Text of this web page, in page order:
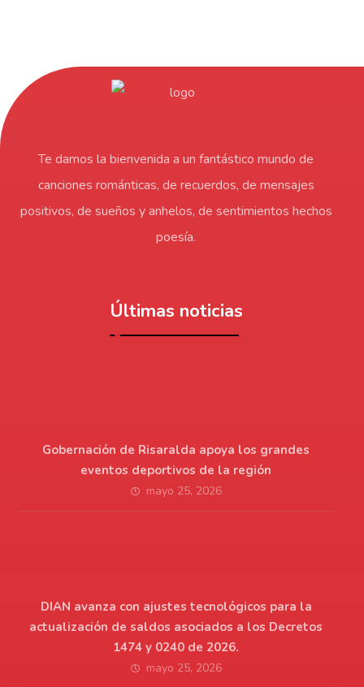
Te damos la bienvenida a un fantástico mundo de
canciones románticas, de recuerdos, de mensajes
positivos, de sueños y anhelos, de sentimientos hechos
poesía.
Últimas noticias
Gobernación de Risaralda apoya los grandes
eventos deportivos de la región
mayo 25, 2026
DIAN avanza con ajustes tecnológicos para la
actualización de saldos asociados a los Decretos
1474 y 0240 de 2026.
mayo 25, 2026